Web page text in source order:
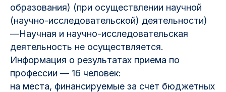
образования) (при осуществлении научной
(научно-исследовательской) деятельности)
—Научная и научно-исследовательская
деятельность не осуществляется.
Информация о результатах приема по
профессии — 16 человек:
на места, финансируемые за счет бюджетных